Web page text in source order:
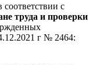
соответствии с
труда и проверки
г № 2464: